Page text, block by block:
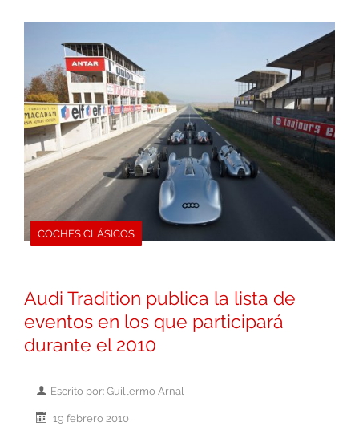
COCHES CLÁSICOS
Audi Tradition publica la lista de
eventos en los que participará
durante el 2010
Escrito por: Guillermo Arnal
19 febrero 2010